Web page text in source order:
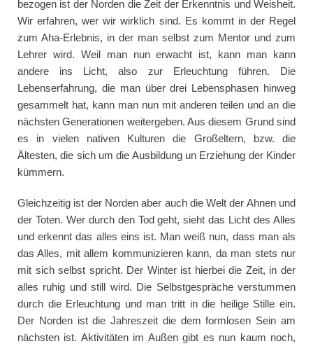
bezogen ist der Norden die Zeit der Erkenntnis und Weisheit.
Wir erfahren, wer wir wirklich sind. Es kommt in der Regel
zum Aha-Erlebnis, in der man selbst zum Mentor und zum
Lehrer wird. Weil man nun erwacht ist, kann man kann
andere ins Licht, also zur Erleuchtung führen. Die
Lebenserfahrung, die man über drei Lebensphasen hinweg
gesammelt hat, kann man nun mit anderen teilen und an die
nächsten Generationen weitergeben. Aus diesem Grund sind
es in vielen nativen Kulturen die Großeltern, bzw. die
Ältesten, die sich um die Ausbildung un Erziehung der Kinder
kümmern.
Gleichzeitig ist der Norden aber auch die Welt der Ahnen und
der Toten. Wer durch den Tod geht, sieht das Licht des Alles
und erkennt das alles eins ist. Man weiß nun, dass man als
das Alles, mit allem kommunizieren kann, da man stets nur
mit sich selbst spricht. Der Winter ist hierbei die Zeit, in der
alles ruhig und still wird. Die Selbstgespräche verstummen
durch die Erleuchtung und man tritt in die heilige Stille ein.
Der Norden ist die Jahreszeit die dem formlosen Sein am
nächsten ist. Aktivitäten im Außen gibt es nun kaum noch,